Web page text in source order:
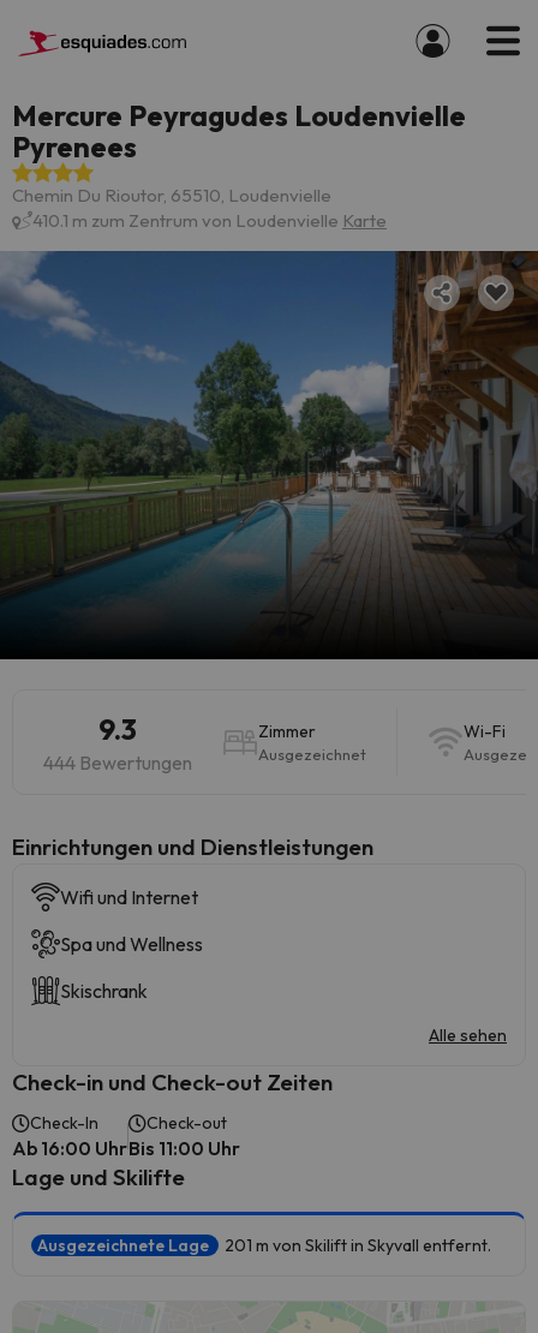
Mercure Peyragudes Loudenvielle
Pyrenees
Chemin Du Rioutor, 65510, Loudenvielle
410.1 m zum Zentrum von Loudenvielle Karte
9.3
444 Bewertungen
Zimmer
Ausgezeichnet
Wi-Fi
​Einrichtungen und Dienstleistungen
Wifi und Internet
Spa und Wellness
Skischrank
Alle sehen
Check-in und Check-out Zeiten
Check-In
Ab 16:00 Uhr
Check-out
Bis 11:00 Uhr
Lage und Skilifte
Ausgezeichnete Lage 201 m von Skilift in Skyvall entfernt.